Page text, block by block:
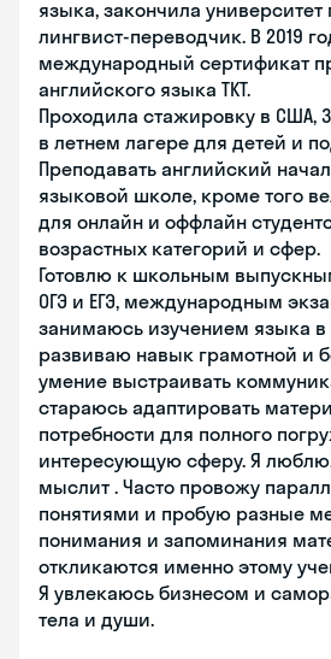
языка, закончила университет
лингвист-переводчик. В 2019
международный сертификат
английского языка TKT.
Проходила стажировку в США,
в летнем лагере для детей и
Преподавать английский
языковой школе, кроме того
для онлайн и оффлайн
возрастных категорий и сфер.
Готовлю к школьным
ОГЭ и ЕГЭ, международным
занимаюсь изучением языка в
развиваю навык грамотной и
умение выстраивать
стараюсь адаптировать
потребности для полного
интересующую сферу. Я
мыслит . Часто провожу
понятиями и пробую разные
понимания и запоминания
откликаются именно этому
Я увлекаюсь бизнесом и
тела и души.